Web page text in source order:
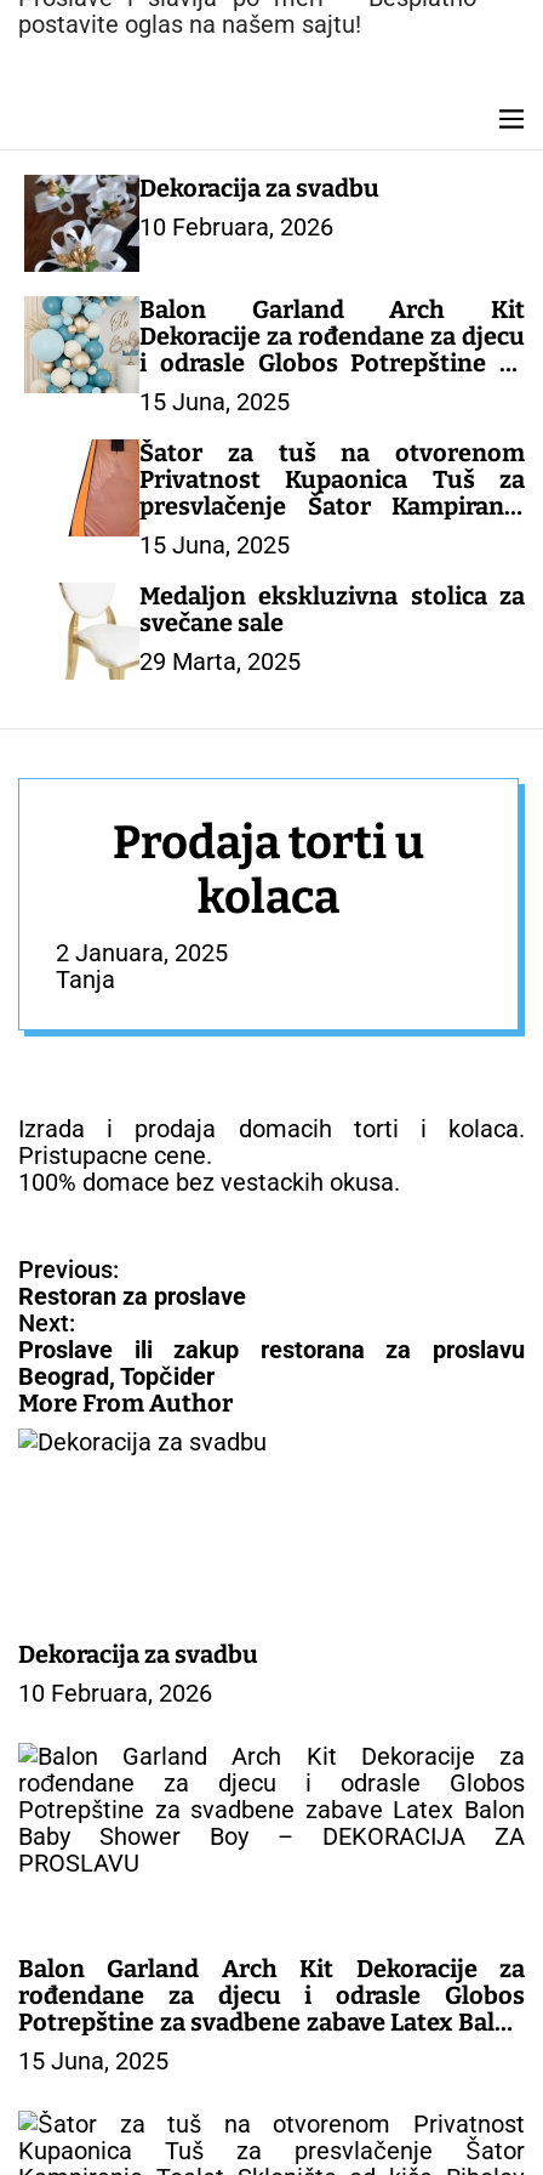
postavite oglas na našem sajtu!
M
e
Dekoracija za svadbu
10 Februara, 2026
Balon Garland Arch Kit
Dekoracije za rođendane za djecu
i odrasle Globos Potrepštine za
svadbene zabave Latex Balon
Baby Shower Boy – DEKORACIJA
ZA PROSLAVU
15 Juna, 2025
Šator za tuš na otvorenom
Privatnost Kupaonica Tuš za
presvlačenje Šator Kampiranje
Toalet Sklonište od kiše Ribolov
Kampiranje Planinarenje Plaža –
ŠATOR ZA PROSLAVE
15 Juna, 2025
Medaljon ekskluzivna stolica za
svečane sale
29 Marta, 2025
Prodaja torti u
kolaca
2 Januara, 2025
Tanja
Izrada i prodaja domacih torti i kolaca.
Pristupacne cene.
100% domace bez vestackih okusa.
N
a
v
i
g
a
c
i
a
k
a
Previous:
Restoran za proslave
Next:
Proslave ili zakup restorana za proslavu
Beograd, Topčider
More From Author
Dekoracija za svadbu
10 Februara, 2026
Balon Garland Arch Kit Dekoracije za
rođendane za djecu i odrasle Globos
Potrepštine za svadbene zabave Latex Balon
Baby Shower Boy – DEKORACIJA ZA
PROSLAVU
15 Juna, 2025